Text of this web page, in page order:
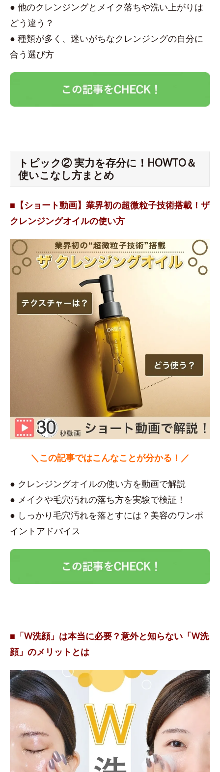
● 他のクレンジングとメイク落ちや洗い上がりは
どう違う？
● 種類が多く、迷いがちなクレンジングの自分に
合う選び方
トピック② 実力を存分に！HOWTO＆
使いこなし方まとめ
■【ショート動画】業界初の超微粒子技術搭載！ザ
クレンジングオイルの使い方
＼この記事ではこんなことが分かる！／
● クレンジングオイルの使い方を動画で解説
● メイクや毛穴汚れの落ち方を実験で検証！
● しっかり毛穴汚れを落とすには？美容のワンポ
イントアドバイス
■「W洗顔」は本当に必要？意外と知らない「W洗
顔」のメリットとは